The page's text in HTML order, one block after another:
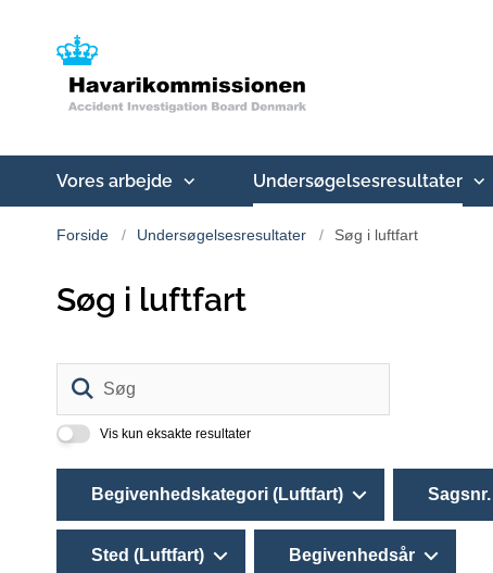
Vores arbejde Undersøgelsesresultater
Forside Undersøgelsesresultater Søg i luftfart
Søg i luftfart
Vis kun eksakte resultater
Begivenhedskategori (Luftfart) Sagsnr.
Sted (Luftfart) Begivenhedsår